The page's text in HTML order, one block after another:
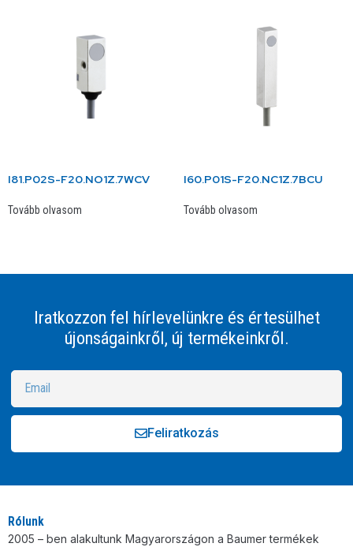
I81.P02S-F20.NO1Z.7WCV
Tovább olvasom
I60.P01S-F20.NC1Z.7BCU
Tovább olvasom
Iratkozzon fel hírlevelünkre és értesülhet
újonságainkről, új termékeinkről.
Feliratkozás
Rólunk
2005 – ben alakultunk Magyarországon a Baumer termékek